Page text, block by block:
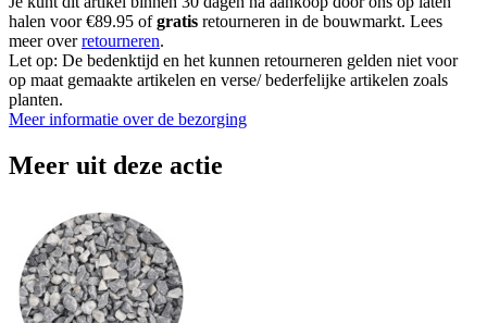
halen voor €89.95 ofgratis retourneren in de bouwmarkt. Lees
meer overretourneren.
Let op: De bedenktijd en het kunnen retourneren gelden niet voor
op maat gemaakte artikelen en verse/ bederfelijke artikelen zoals
planten.
Meer informatie over de bezorging
Meer uit deze actie